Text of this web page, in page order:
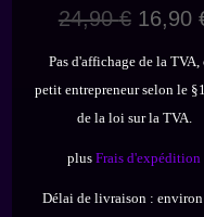
24,90€ Le
initial
était :
24,90 €.
16,90
Pas d'affichage de la TVA,
petit entrepreneur selon le
de la loi sur la TVA.
plusFrais d'expédition
Délai de livraison :